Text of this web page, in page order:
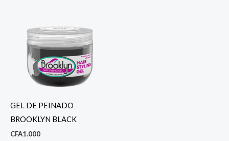
GEL DE PEINADO
BROOKLYN BLACK
CFA1.000